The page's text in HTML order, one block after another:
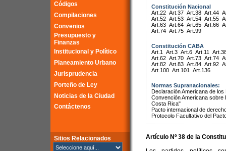
Códigos
Compilaciones
Convenios
Presupuesto y
Finanzas
Institucional y Político
Planeamiento Urbano
Jurisprudencia
Porteño de Ley
Noticias de la Ciudad
Contáctenos
Sitios Relacionados
Constitución Nacional
Art.22 Art.37 Art.38 Art.44
Art.52 Art.53 Art.54 Art.55
Art.63 Art.64 Art.65 Art.66
Art.74 Art.75 Art.99
Constitución CABA
Art.1
Art.3 Art.6 Art.11
Art.62 Art.70 Art.73 Art.74
Art.82 Art.83 Art.84 Art.92
Art.100 Art.101 Art.136
Normas Supranacionales:
Declaración Americana de
Convención Americana
Costa Rica"
Pacto internacional de
Protocolo Facultativo del
Artículo Nº 38 de la